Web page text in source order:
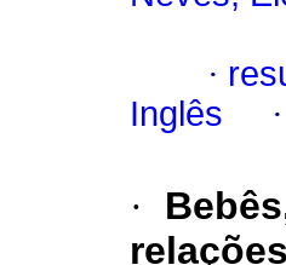
·
Inglês
·
·
relações